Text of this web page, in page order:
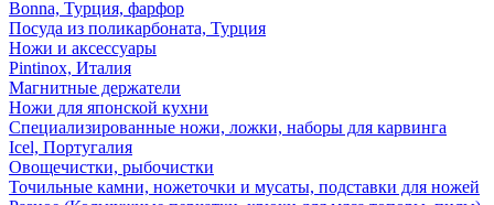
Bonna, Турция, фарфор
Посуда из поликарбоната, Турция
Ножи и аксессуары
Pintinox, Италия
Магнитные держатели
Ножи для японской кухни
Специализированные ножи, ложки, наборы для карвинга
Icel, Португалия
Овощечистки, рыбочистки
Точильные камни, ножеточки и мусаты, подставки для ножей